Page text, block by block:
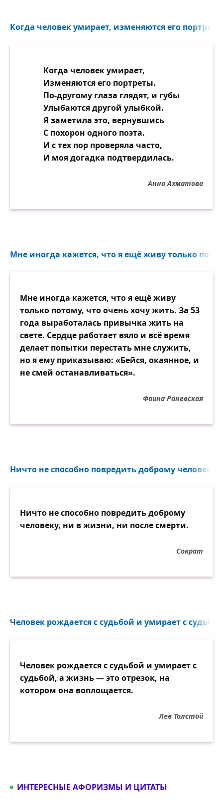
Когда человек умирает, изменяются его
Когда человек умирает,
Изменяются его портреты.
По-другому глаза глядят, и губы
Улыбаются другой улыбкой.
Я заметила это, вернувшись
С похорон одного поэта.
И с тех пор проверяла часто,
И моя догадка подтвердилась.
Анна Ахматова
Мне иногда кажется, что я ещё живу только
Мне иногда кажется, что я ещё живу
только потому, что очень хочу жить. За 53
года выработалась привычка жить на
свете. Сердце работает вяло и всё время
делает попытки перестать мне служить,
но я ему приказываю: «Бейся, окаянное, и
не смей останавливаться».
Фаина Раневская
Ничто не способно повредить доброму
Ничто не способно повредить доброму
человеку, ни в жизни, ни после смерти.
Сократ
Человек рождается с судьбой и умирает с
Человек рождается с судьбой и умирает с
судьбой, а жизнь — это отрезок, на
котором она воплощается.
Лев Толстой
ИНТЕРЕСНЫЕ АФОРИЗМЫ И ЦИТАТЫ